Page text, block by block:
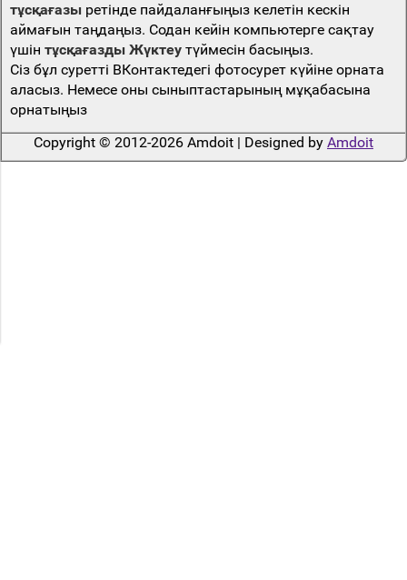
тұсқағазыретінде пайдаланғыңыз келетін кескін
аймағын таңдаңыз. Содан кейін компьютерге сақтау
үшін тұсқағазды Жүктеутүймесін басыңыз.
Сіз бұл суретті ВКонтактедегі фотосурет күйіне орната
аласыз. Немесе оны сыныптастарының мұқабасына
орнатыңыз
Copyright © 2012-2026 Amdoit | Designed by Amdoit